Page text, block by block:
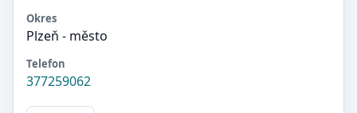
Okres
Plzeň - město
Telefon
377259062